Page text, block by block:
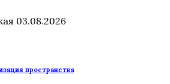
03.08.2026
пространства